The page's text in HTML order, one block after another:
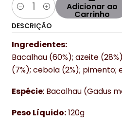
Quantidade Adicionar ao
Carrinho
DESCRIÇÃO
Ingredientes:
Bacalhau (60%); azeite
(7%); cebola (2%); pimento;
Espécie: Bacalhau (Gadus
Peso Líquido:120g